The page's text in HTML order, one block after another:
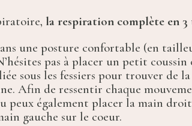
la respiration complète en 3
une posture confortable (en
pas à placer un petit coussin
sous les fessiers pour trouver de
Afin de ressentir chaque
peux également placer la main
gauche sur le coeur.